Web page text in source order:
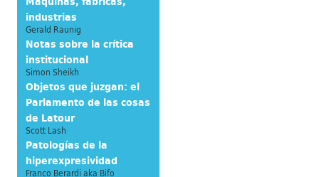
industrias
Gerald Raunig
Notas sobre la crítica
institucional
Simon Sheikh
Objetos que juzgan: el
Parlamento de las cosas
de Latour
Scott Lash
Patologías de la
hiperexpresividad
Franco Berardi aka Bifo